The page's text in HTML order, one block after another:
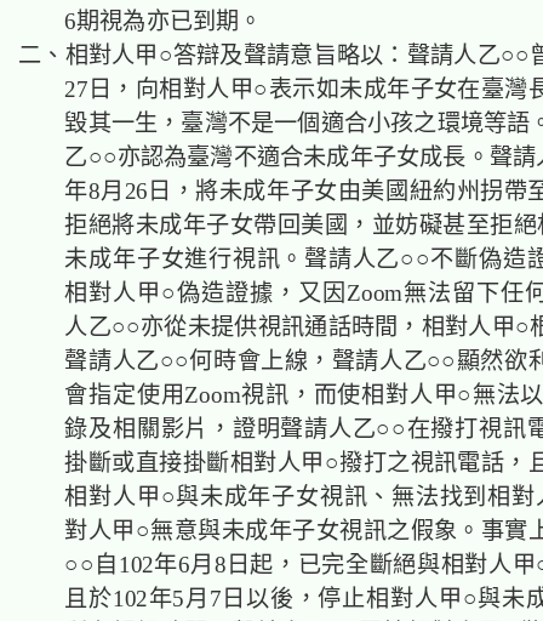
6期視為亦已到期。
二、相對人甲○答辯及聲請意旨略以：聲請人乙○○
27日，向相對人甲○表示如未成年子女在臺灣
毀其一生，臺灣不是一個適合小孩之環境等語
乙○○亦認為臺灣不適合未成年子女成長。聲請
年8月26日，將未成年子女由美國紐約州拐帶
拒絕將未成年子女帶回美國，並妨礙甚至拒
未成年子女進行視訊。聲請人乙○○不斷偽造
相對人甲○偽造證據，又因Zoom無法留下任
人乙○○亦從未提供視訊通話時間，相對人甲○
聲請人乙○○何時會上線，聲請人乙○○顯然欲
會指定使用Zoom視訊，而使相對人甲○無法
錄及相關影片，證明聲請人乙○○在撥打視訊
掛斷或直接掛斷相對人甲○撥打之視訊電話，
相對人甲○與未成年子女視訊、無法找到相對
對人甲○無意與未成年子女視訊之假象。事實
○○自102年6月8日起，已完全斷絕與相對人
且於102年5月7日以後，停止相對人甲○與未